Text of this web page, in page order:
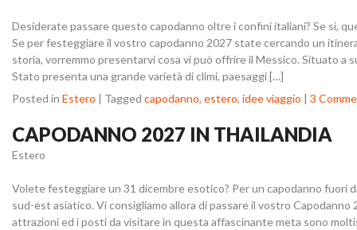
Desiderate passare questo capodanno oltre i confini italiani? Se si,
Se per festeggiare il vostro capodanno 2027 state cercando un
storia, vorremmo presentarvi cosa vi può offrire il Messico. Situato a
Stato presenta una grande varietà di climi, paesaggi […]
Posted in Estero | Tagged capodanno, estero, idee viaggio | 3
CAPODANNO 2027 IN THAILANDIA
Estero
Volete festeggiare un 31 dicembre esotico? Per un capodanno fuori
sud-est asiatico. Vi consigliamo allora di passare il vostro Capodanno
attrazioni ed i posti da visitare in questa affascinante meta sono